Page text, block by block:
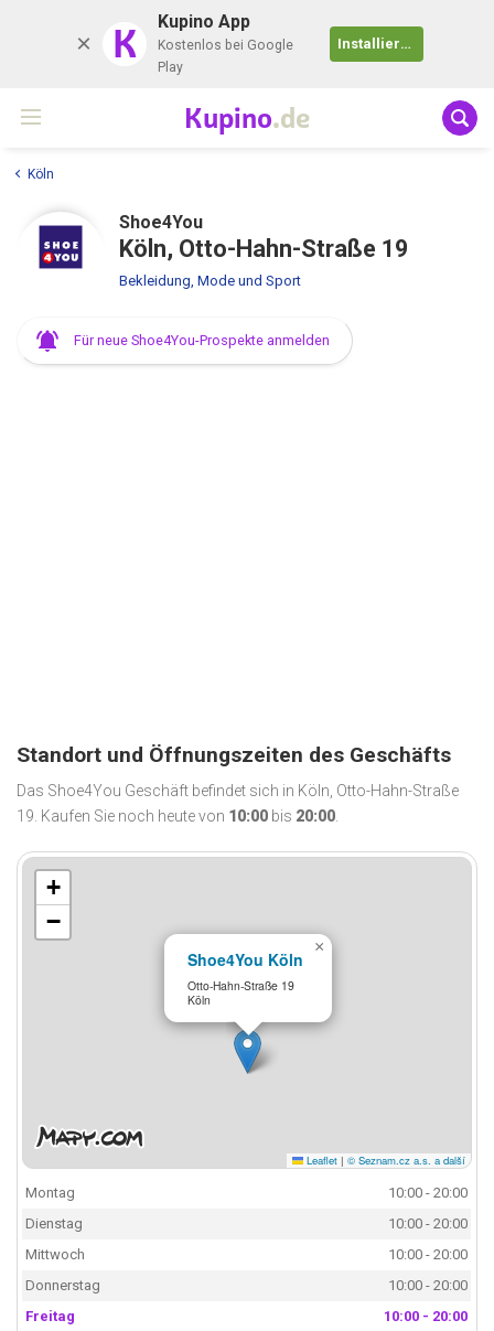
K Kupino App
Kostenlos bei Google
Play
Installieren
Kupino.de
Köln
Shoe4You
Köln, Otto-Hahn-Straße 19
Bekleidung, Mode und Sport
Für neue Shoe4You-Prospekte anmelden
Standort und Öffnungszeiten des Geschäfts
Das Shoe4You Geschäft befindet sich in Köln, Otto-Hahn-Straße
19. Kaufen Sie noch heute von 10:00 bis 20:00.
Shoe4You Köln
Otto-Hahn-Straße 19
Köln
×
+
−
Leaflet | © Seznam.cz a.s. a další
Montag
10:00 - 20:00
Dienstag
10:00 - 20:00
Mittwoch
10:00 - 20:00
Donnerstag
10:00 - 20:00
Freitag
10:00 - 20:00